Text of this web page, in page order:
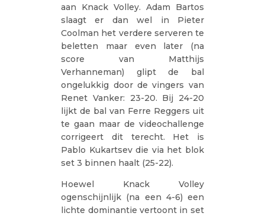
aan Knack Volley. Adam Bartos
slaagt er dan wel in Pieter
Coolman het verdere serveren te
beletten maar even later (na
score van Matthijs
Verhanneman) glipt de bal
ongelukkig door de vingers van
Renet Vanker: 23-20. Bij 24-20
lijkt de bal van Ferre Reggers uit
te gaan maar de videochallenge
corrigeert dit terecht. Het is
Pablo Kukartsev die via het blok
set 3 binnen haalt (25-22).
Hoewel Knack Volley
ogenschijnlijk (na een 4-6) een
lichte dominantie vertoont in set